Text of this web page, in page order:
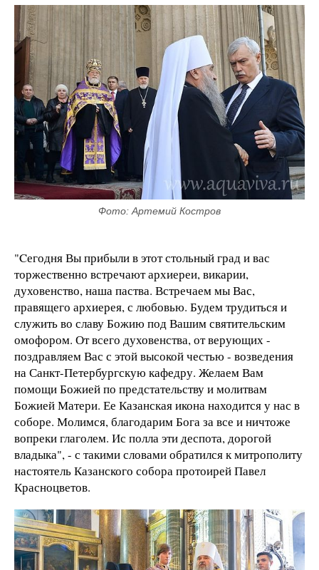
Фото: Артемий Костров
"Cегодня Вы прибыли в этот стольный град и вас
торжественно встречают архиереи, викарии,
духовенство, наша паства. Встречаем мы Вас,
правящего архиерея, с любовью. Будем трудиться и
служить во славу Божию под Вашим святительским
омофором. От всего духовенства, от верующих -
поздравляем Вас с этой высокой честью - возведения
на Санкт-Петербургскую кафедру. Желаем Вам
помощи Божией по предстательству и молитвам
Божией Матери. Ее Казанская икона находится у нас в
соборе. Молимся, благодарим Бога за все и ничтоже
вопреки глаголем. Ис полла эти деспота, дорогой
владыка", - с такими словами обратился к митрополиту
настоятель Казанского собора протоирей Павел
Красноцветов.